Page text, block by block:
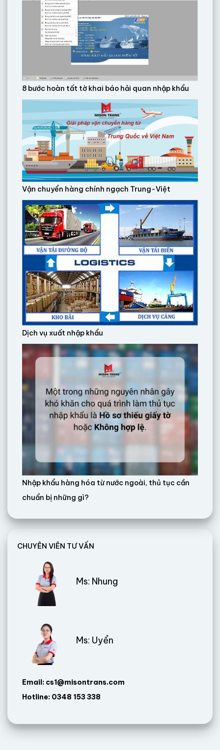
8 bước hoàn tất tờ khai báo hải quan nhập khẩu
Vận chuyển hàng chính ngạch Trung-Việt
Dịch vụ xuất nhập khẩu
Nhập khẩu hàng hóa từ nước ngoài, thủ tục cần
chuẩn bị những gì?
CHUYÊN VIÊN TƯ VẤN
Ms: Nhung
Ms: Uyển
Email: cs1@misontrans.com
Hotline: 0348 153 338